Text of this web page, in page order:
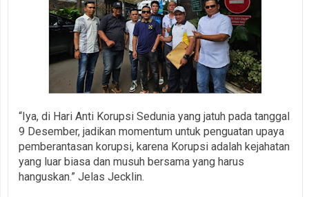
“Iya, di Hari Anti Korupsi Sedunia yang jatuh pada tanggal
9 Desember, jadikan momentum untuk penguatan upaya
pemberantasan korupsi, karena Korupsi adalah kejahatan
yang luar biasa dan musuh bersama yang harus
hanguskan.” Jelas Jecklin.